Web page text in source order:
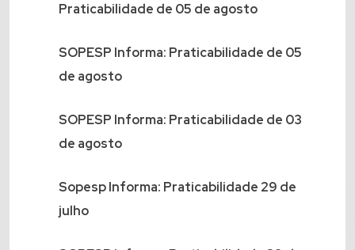
Praticabilidade de 05 de agosto
SOPESP Informa: Praticabilidade de 05
de agosto
SOPESP Informa: Praticabilidade de 03
de agosto
Sopesp Informa: Praticabilidade 29 de
julho